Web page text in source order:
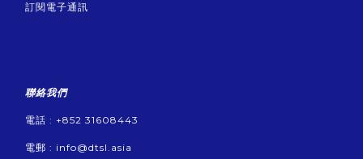
訂閱電子通訊
聯絡我們
電話 : +852 31608443
電郵 : info@dtsl.asia